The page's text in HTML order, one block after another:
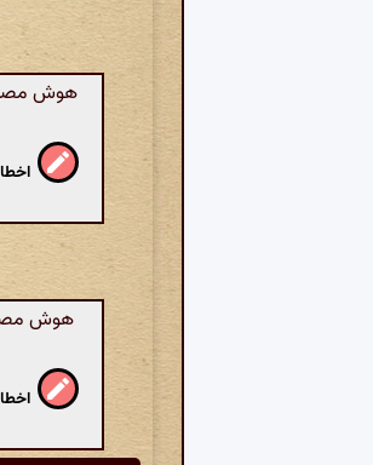
هوش
هوش